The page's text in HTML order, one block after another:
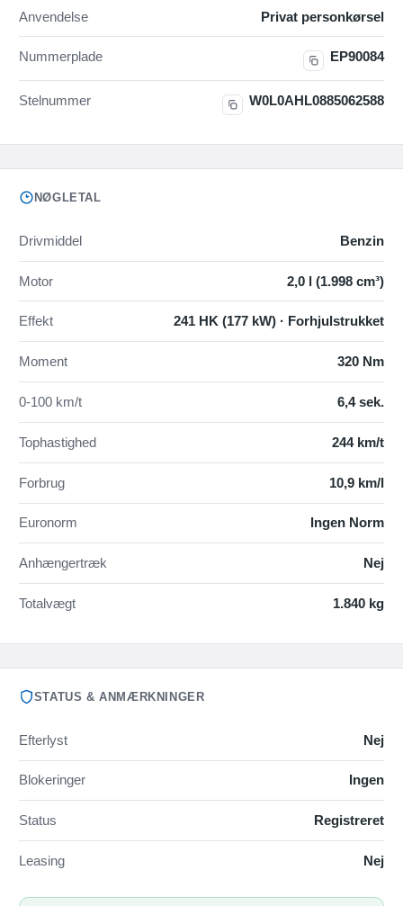
Anvendelse Privat personkørsel
Nummerplade EP90084
Stelnummer W0L0AHL0885062588
NØGLETAL
Drivmiddel Benzin
Motor 2,0 l (1.998 cm³)
Effekt 241 HK (177 kW) · Forhjulstrukket
Moment 320 Nm
0-100 km/t 6,4 sek.
Tophastighed 244 km/t
Forbrug 10,9 km/l
Euronorm Ingen Norm
Anhængertræk Nej
Totalvægt 1.840 kg
STATUS & ANMÆRKNINGER
Efterlyst Nej
Blokeringer Ingen
Status Registreret
Leasing Nej